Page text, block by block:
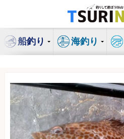
ン
船釣り 海釣り